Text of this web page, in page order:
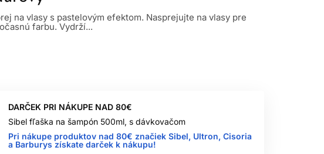
na vlasy s pastelovým efektom. Nasprejujte na vlasy pre
farbu. Vydrží...
DARČEK PRI NÁKUPE NAD 80€
Sibel fľaška na šampón 500ml, s dávkovačom
Pri nákupe produktov nad 80€ značiek Sibel, Ultron, Cisoria
a Barburys získate darček k nákupu!